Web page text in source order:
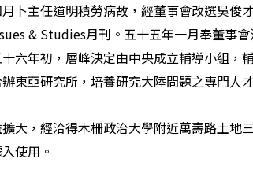
卜主任道明積勞病故，經董事會改選吳
& Studies月刊。五十五年一月奉董事
六年初，層峰決定由中央成立輔導小組
東亞研究所，培養研究大陸問題之專門人
大，經洽得木柵政治大學附近萬壽路土
使用。